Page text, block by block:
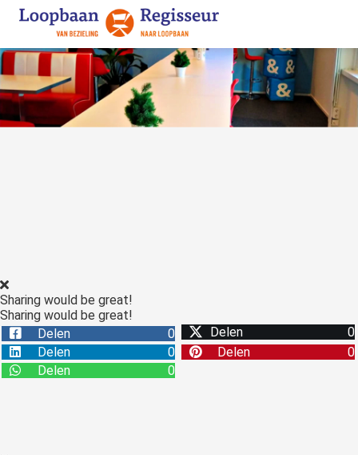
Sharing would be great!
Sharing would be great!
Delen
0 Delen
0
Delen
0 Delen
0
Delen
0
policy
Ze
gebruikt
deze
kan de